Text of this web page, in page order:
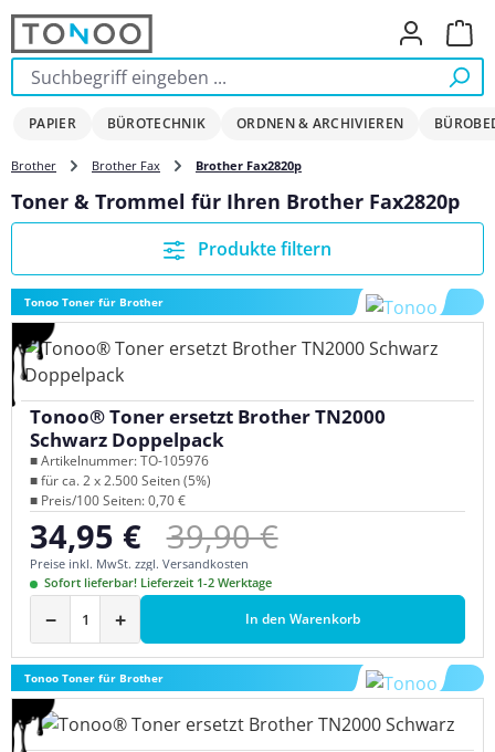
Zum Hauptinhalt springen
PAPIER BÜROTECHNIK ORDNEN & ARCHIVIEREN
Brother Brother Fax Brother Fax2820p
Toner & Trommel für Ihren Brother Fax2820p
Produkte filtern
Tonoo Toner für Brother
Tonoo® Toner ersetzt Brother TN2000
Schwarz Doppelpack
■ Artikelnummer: TO-105976
■ für ca. 2 x 2.500 Seiten (5%)
■ Preis/100 Seiten: 0,70 €
Verkaufspreis:
34,95 € Regulärer Preis:
39,90 €
Preise inkl. MwSt. zzgl. Versandkosten
Sofort lieferbar! Lieferzeit 1-2 Werktage
− + In den Warenkorb
Tonoo Toner für Brother